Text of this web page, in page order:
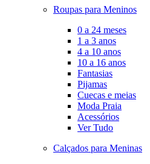
Roupas para Meninos
0 a 24 meses
1 a 3 anos
4 a 10 anos
10 a 16 anos
Fantasias
Pijamas
Cuecas e meias
Moda Praia
Acessórios
Ver Tudo
Calçados para Meninas